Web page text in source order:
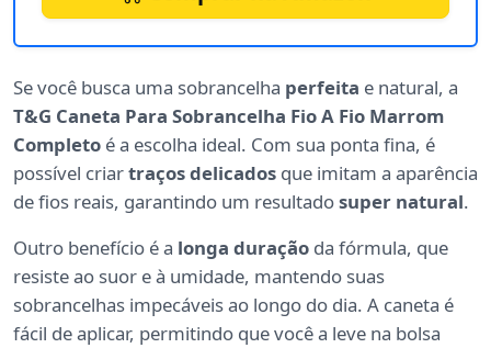
Se você busca uma sobrancelha perfeita e natural, a
T&G Caneta Para Sobrancelha Fio A Fio Marrom
Completo é a escolha ideal. Com sua ponta fina, é
possível criartraços delicados que imitam a aparência
de fios reais, garantindo um resultadosuper natural.
Outro benefício é a longa duração da fórmula, que
resiste ao suor e à umidade, mantendo suas
sobrancelhas impecáveis ao longo do dia. A caneta é
fácil de aplicar, permitindo que você a leve na bolsa